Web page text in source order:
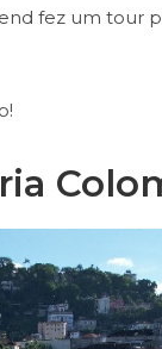
fez um tour